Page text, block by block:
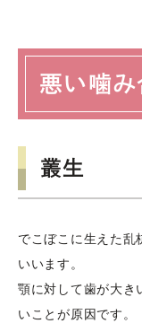
悪い噛
叢生
でこぼこに生えた乱
いいます。
顎に対して歯が大き
いことが原因です。